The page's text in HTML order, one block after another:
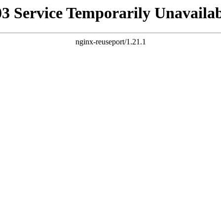
Service Temporarily
nginx-reuseport/1.21.1